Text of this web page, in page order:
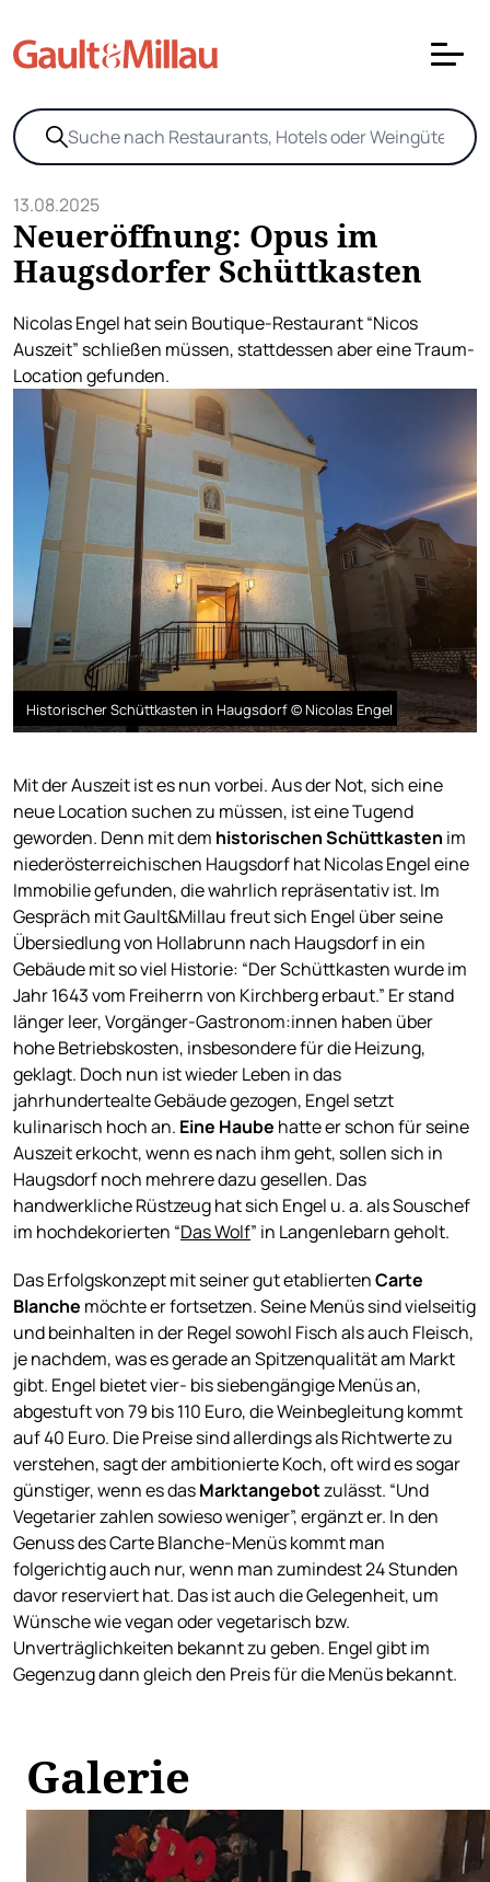
13.08.2025
Neueröffnung: Opus im
Haugsdorfer Schüttkasten
Nicolas Engel hat sein Boutique-Restaurant “Nicos
Auszeit” schließen müssen, stattdessen aber eine Traum-
Location gefunden.
Historischer Schüttkasten in Haugsdorf © Nicolas Engel
Mit der Auszeit ist es nun vorbei. Aus der Not, sich eine
neue Location suchen zu müssen, ist eine Tugend
geworden. Denn mit dem historischen Schüttkasten im
niederösterreichischen Haugsdorf hat Nicolas Engel eine
Immobilie gefunden, die wahrlich repräsentativ ist. Im
Gespräch mit Gault&Millau freut sich Engel über seine
Übersiedlung von Hollabrunn nach Haugsdorf in ein
Gebäude mit so viel Historie: “Der Schüttkasten wurde im
Jahr 1643 vom Freiherrn von Kirchberg erbaut.” Er stand
länger leer, Vorgänger-Gastronom:innen haben über
hohe Betriebskosten, insbesondere für die Heizung,
geklagt. Doch nun ist wieder Leben in das
jahrhundertealte Gebäude gezogen, Engel setzt
kulinarisch hoch an. Eine Haube hatte er schon für seine
Auszeit erkocht, wenn es nach ihm geht, sollen sich in
Haugsdorf noch mehrere dazu gesellen. Das
handwerkliche Rüstzeug hat sich Engel u. a. als Souschef
im hochdekorierten “Das Wolf” in Langenlebarn geholt.
Das Erfolgskonzept mit seiner gut etabliertenCarte
Blanche möchte er fortsetzen. Seine Menüs sind vielseitig
und beinhalten in der Regel sowohl Fisch als auch Fleisch,
je nachdem, was es gerade an Spitzenqualität am Markt
gibt. Engel bietet vier- bis siebengängige Menüs an,
abgestuft von 79 bis 110 Euro, die Weinbegleitung kommt
auf 40 Euro. Die Preise sind allerdings als Richtwerte zu
verstehen, sagt der ambitionierte Koch, oft wird es sogar
günstiger, wenn es dasMarktangebotzulässt. “Und
Vegetarier zahlen sowieso weniger”, ergänzt er. In den
Genuss des Carte Blanche-Menüs kommt man
folgerichtig auch nur, wenn man zumindest 24 Stunden
davor reserviert hat. Das ist auch die Gelegenheit, um
Wünsche wie vegan oder vegetarisch bzw.
Unverträglichkeiten bekannt zu geben. Engel gibt im
Gegenzug dann gleich den Preis für die Menüs bekannt.
Galerie